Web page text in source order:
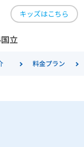
キッズはこちら
立
料金プラン